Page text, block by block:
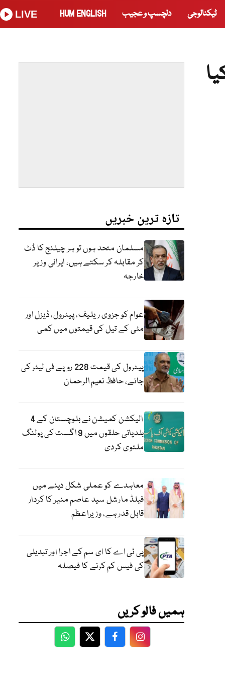
ٹیکنالوجی دلچسپ و عجیب HUM ENGLISH
LIVE
تازہ ترین خبریں
مسلمان متحد ہوں تو ہر چیلنج کا ڈٹ
کر مقابلہ کر سکتے ہیں، ایرانی وزیر
خارجہ
عوام کو جزوی ریلیف، پیٹرول، ڈیزل اور
مٹی کے تیل کی قیمتوں میں کمی
پیٹرول کی قیمت 228 روپے فی لیٹر کی
جائے، حافظ نعیم الرحمان
الیکشن کمیشن نے بلوچستان کے 4
بلدیاتی حلقوں میں 9 اگست کی پولنگ
ملتوی کردی
معاہدے کو عملی شکل دینے میں
فیلڈ مارشل سید عاصم منیر کا کردار
قابل قدر ہے، وزیراعظم
پی ٹی اے کا ای سم کے اجرا اور تبدیلی
کی فیس کم کرنے کا فیصلہ
ہمیں فالو کریں
WhatsApp
TwitterFacebookFacebook